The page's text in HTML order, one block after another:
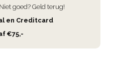
goed? Geld terug!
en Creditcard
€75,-